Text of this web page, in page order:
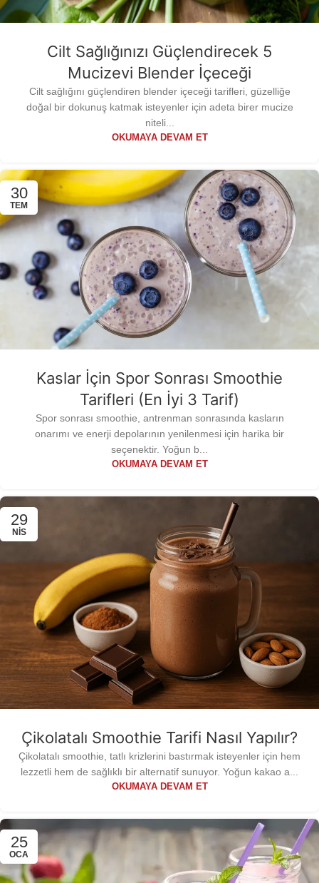
Cilt Sağlığınızı Güçlendirecek 5
Mucizevi Blender İçeceği
Cilt sağlığını güçlendiren blender içeceği tarifleri, güzelliğe
doğal bir dokunuş katmak isteyenler için adeta birer mucize
niteli...
OKUMAYA DEVAM ET
30
TEM
Kaslar İçin Spor Sonrası Smoothie
Tarifleri (En İyi 3 Tarif)
Spor sonrası smoothie, antrenman sonrasında kasların
onarımı ve enerji depolarının yenilenmesi için harika bir
seçenektir. Yoğun b...
OKUMAYA DEVAM ET
29
NIS
Çikolatalı Smoothie Tarifi Nasıl Yapılır?
Çikolatalı smoothie, tatlı krizlerini bastırmak isteyenler için hem
lezzetli hem de sağlıklı bir alternatif sunuyor. Yoğun kakao a...
OKUMAYA DEVAM ET
25
OCA